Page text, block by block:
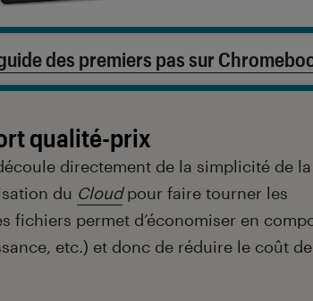
des premiers pas sur
qualité-prix
directement de la simplicité de la
du Cloudpour faire tourner les
fichiers permet d’économiser en
etc.) et donc de réduire le coût de